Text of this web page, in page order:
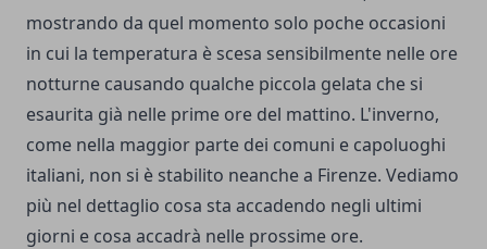
mostrando da quel momento solo poche occasioni
in cui la temperatura è scesa sensibilmente nelle ore
notturne causando qualche piccola gelata che si
esaurita già nelle prime ore del mattino. L'inverno,
come nella maggior parte dei comuni e capoluoghi
italiani, non si è stabilito neanche a Firenze. Vediamo
più nel dettaglio cosa sta accadendo negli ultimi
giorni e cosa accadrà nelle prossime ore.